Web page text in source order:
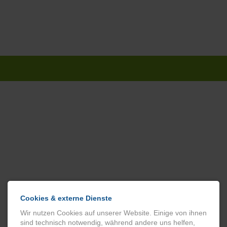
Cookies & externe Dienste
Wir nutzen Cookies auf unserer Website. Einige von ihnen
sind technisch notwendig, während andere uns helfen,